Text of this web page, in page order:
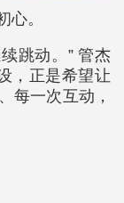
心。
跳动。” 管杰
，正是希望让
每一次互动，